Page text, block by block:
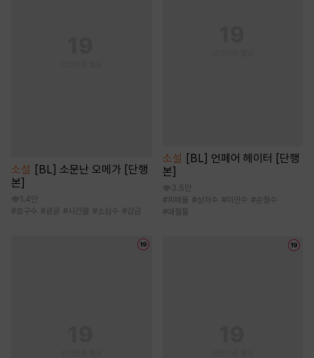
소설
[BL] 소문난 오메가 [단행
본]
1.4만
#호구수 #광공 #사건물 #소심수 #감금
소설 [BL] 언페어 헤이터 [단행
본]
3.5만
#피폐물 #상처수 #미인수 #순정수
#애절물